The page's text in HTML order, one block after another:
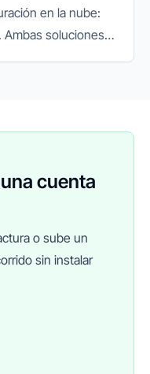
en la nube:
Ambas soluciones
cuenta
o sube un
sin instalar